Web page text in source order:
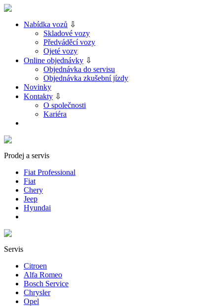
Nabídka vozů ⇩
Skladové vozy
Předváděcí vozy
Ojeté vozy
Online objednávky ⇩
Objednávka do servisu
Objednávka zkušební jízdy
Novinky
Kontakty ⇩
O společnosti
Kariéra
Prodej a servis
Fiat Professional
Fiat
Chery
Jeep
Hyundai
Servis
Citroen
Alfa Romeo
Bosch Service
Chrysler
Opel